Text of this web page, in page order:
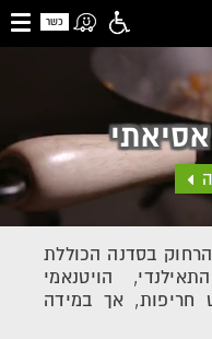
כשר
בסדנה הכוללת
הויטנאמי
חריפות, אך במידה